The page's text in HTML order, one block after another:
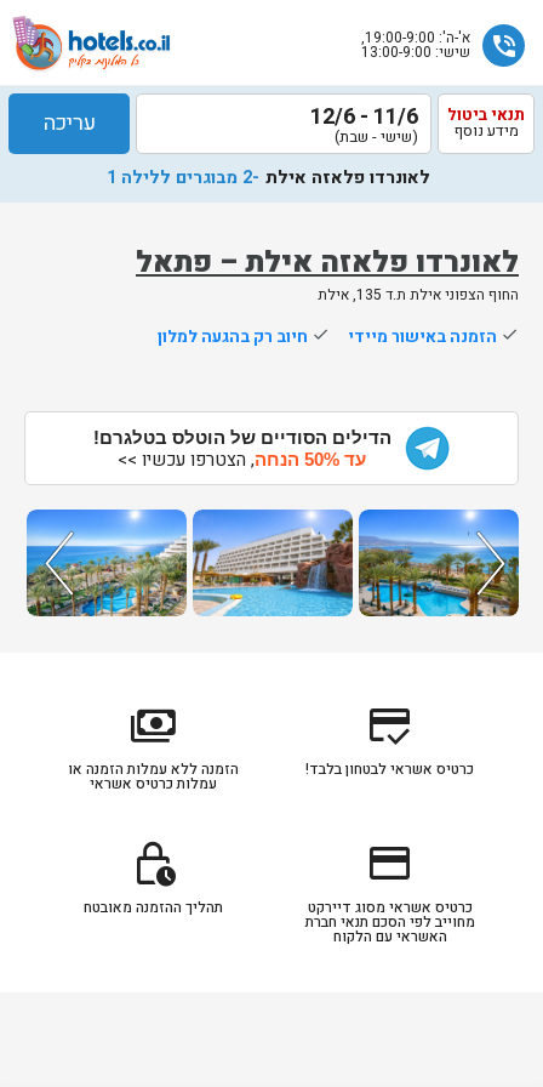
phone_in_talk א'-ה': 19:00-9:00,
שישי: 13:00-9:00
לאונרדו פלאזה אילת – פתאל
החוף הצפוני אילת ת.ד 135, אילת
תנאי ביטול
מידע נוסף 11/6 - 12/6
(שישי - שבת) עריכה
לאונרדו פלאזה אילת -2 מבוגרים ללילה 1
done הזמנה באישור מיידי done חיוב רק בהגעה למלון
הדילים הסודיים של הוטלס בטלגרם!
עד 50% הנחה
, הצטרפו עכשיו >>
שלח
יחזור
אליך
בשעות
הפעילות
credit_score
כרטיס אשראי לבטחון בלבד!
payments
הזמנה ללא עמלות הזמנה או
עמלות כרטיס אשראי
credit_card
כרטיס אשראי מסוג דיירקט
מחוייב לפי הסכם תנאי חברת
האשראי עם הלקוח
lock_clock
תהליך ההזמנה מאובטח